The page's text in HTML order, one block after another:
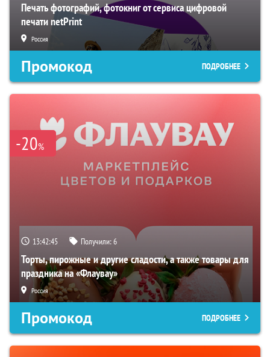
Печать фотографий, фотокниг от сервиса цифровой
печати netPrint
Россия
Промокод ПОДРОБНЕЕ
-20%
13:42:45 Получили:6
Торты, пирожные и другие сладости, а также товары для
праздника на «Флаувау»
Россия
Промокод ПОДРОБНЕЕ